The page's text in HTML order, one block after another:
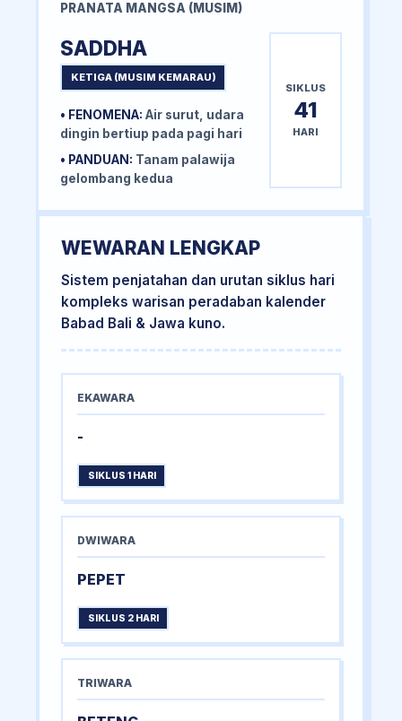
PRANATA MANGSA (MUSIM)
SADDHA
KETIGA (MUSIM KEMARAU)
• FENOMENA: Air surut, udara
dingin bertiup pada pagi hari
• PANDUAN: Tanam palawija
gelombang kedua
SIKLUS
41
HARI
WEWARAN LENGKAP
Sistem penjatahan dan urutan siklus hari
kompleks warisan peradaban kalender
Babad Bali & Jawa kuno.
EKAWARA
-
SIKLUS 1 HARI
DWIWARA
PEPET
SIKLUS 2 HARI
TRIWARA